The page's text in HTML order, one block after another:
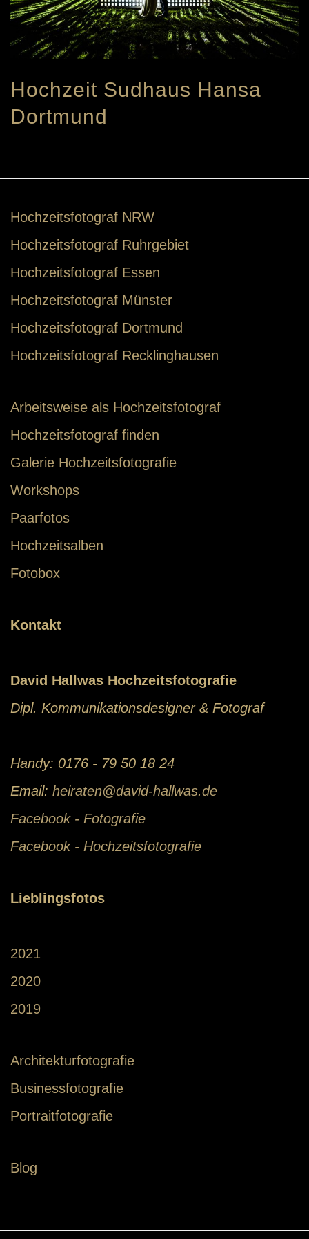
Hochzeit Sudhaus Hansa
Dortmund
Hochzeitsfotograf NRW
Hochzeitsfotograf Ruhrgebiet
Hochzeitsfotograf Essen
Hochzeitsfotograf Münster
Hochzeitsfotograf Dortmund
Hochzeitsfotograf Recklinghausen
Arbeitsweise als Hochzeitsfotograf
Hochzeitsfotograf finden
Galerie Hochzeitsfotografie
Workshops
Paarfotos
Hochzeitsalben
Fotobox
Kontakt
David Hallwas Hochzeitsfotografie
Dipl. Kommunikationsdesigner & Fotograf
Handy: 0176 - 79 50 18 24
Email: heiraten@david-hallwas.de
Facebook - Fotografie
Facebook - Hochzeitsfotografie
Lieblingsfotos
2021
2020
2019
Architekturfotografie
Businessfotografie
Portraitfotografie
Blog